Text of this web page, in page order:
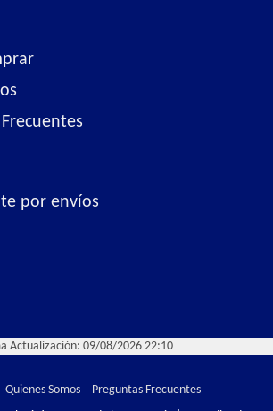
por envíos
Actualización: 09/08/2026 22:10
Quienes Somos
Preguntas Frecuentes